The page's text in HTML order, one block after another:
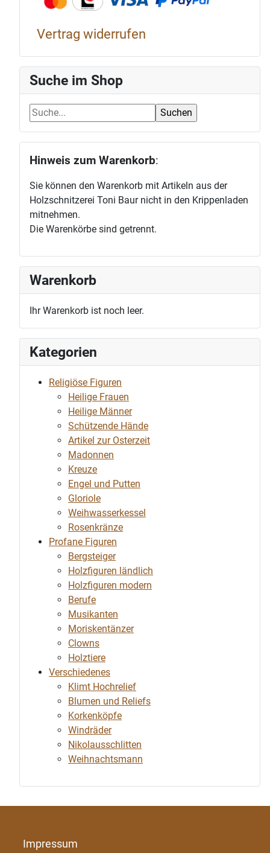
Vertrag widerrufen
Suche im Shop
Hinweis zum Warenkorb:
Sie können den Warenkorb mit Artikeln aus der
Holzschnitzerei Toni Baur nicht in den Krippenladen
mitnehmen.
Die Warenkörbe sind getrennt.
Warenkorb
Ihr Warenkorb ist noch leer.
Kategorien
Religiöse Figuren
Heilige Frauen
Heilige Männer
Schützende Hände
Artikel zur Osterzeit
Madonnen
Kreuze
Engel und Putten
Gloriole
Weihwasserkessel
Rosenkränze
Profane Figuren
Bergsteiger
Holzfiguren ländlich
Holzfiguren modern
Berufe
Musikanten
Moriskentänzer
Clowns
Holztiere
Verschiedenes
Klimt Hochrelief
Blumen und Reliefs
Korkenköpfe
Windräder
Nikolausschlitten
Weihnachtsmann
Impressum